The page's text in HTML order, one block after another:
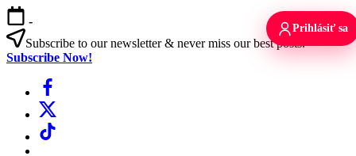
Skip
to
content
-
Subscribe to our newsletter & never miss our best posts.
Subscribe Now!
Facebook
X
TikTok
Prihlásiť sa